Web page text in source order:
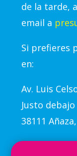
de la tarde,
email a
Si prefieres
en:
Av. Luis
Justo
38111